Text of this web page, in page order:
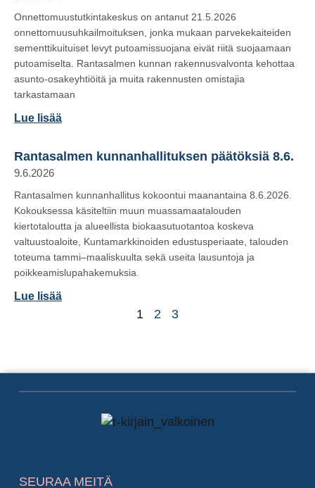
Onnettomuustutkintakeskus on antanut 21.5.2026
onnettomuusuhkailmoituksen, jonka mukaan parvekekaiteiden
sementtikuituiset levyt putoamissuojana eivät riitä suojaamaan
putoamiselta. Rantasalmen kunnan rakennusvalvonta kehottaa
asunto-osakeyhtiöitä ja muita rakennusten omistajia
tarkastamaan
Lue lisää
Rantasalmen kunnanhallituksen päätöksiä 8.6.
9.6.2026
Rantasalmen kunnanhallitus kokoontui maanantaina 8.6.2026.
Kokouksessa käsiteltiin muun muassamaatalouden
kiertotaloutta ja alueellista biokaasutuotantoa koskeva
valtuustoaloite, Kuntamarkkinoiden edustusperiaate, talouden
toteuma tammi–maaliskuulta sekä useita lausuntoja ja
poikkeamislupahakemuksia.
Lue lisää
1 2 3
SEURAA MEITÄ